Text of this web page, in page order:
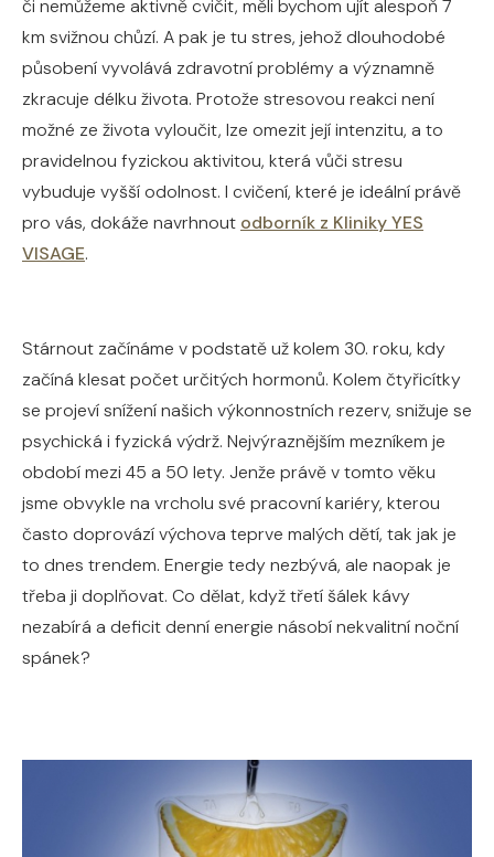
či nemůžeme aktivně cvičit, měli bychom ujít alespoň 7
km svižnou chůzí. A pak je tu stres, jehož dlouhodobé
působení vyvolává zdravotní problémy a významně
zkracuje délku života. Protože stresovou reakci není
možné ze života vyloučit, lze omezit její intenzitu, a to
pravidelnou fyzickou aktivitou, která vůči stresu
vybuduje vyšší odolnost. I cvičení, které je ideální právě
pro vás, dokáže navrhnout odborník z Kliniky YES
VISAGE.
Stárnout začínáme v podstatě už kolem 30. roku, kdy
začíná klesat počet určitých hormonů. Kolem čtyřicítky
se projeví snížení našich výkonnostních rezerv, snižuje se
psychická i fyzická výdrž. Nejvýraznějším mezníkem je
období mezi 45 a 50 lety. Jenže právě v tomto věku
jsme obvykle na vrcholu své pracovní kariéry, kterou
často doprovází výchova teprve malých dětí, tak jak je
to dnes trendem. Energie tedy nezbývá, ale naopak je
třeba ji doplňovat. Co dělat, když třetí šálek kávy
nezabírá a deficit denní energie násobí nekvalitní noční
spánek?